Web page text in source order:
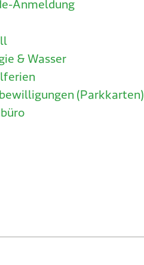
Anmeldung
& Wasser
(Parkkarten)